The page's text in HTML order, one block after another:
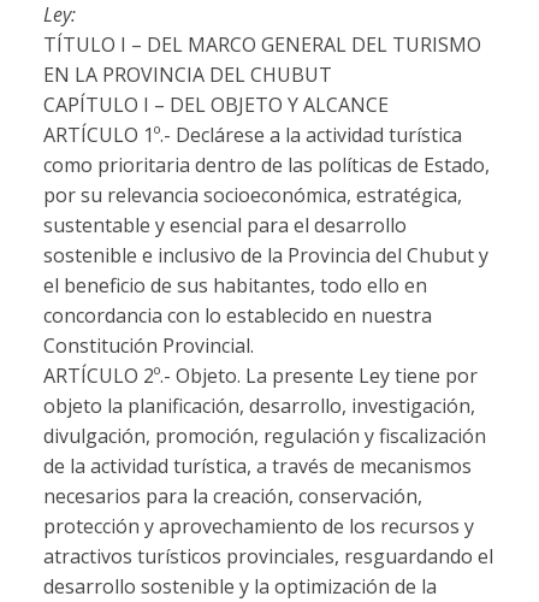
Ley:
TÍTULO I – DEL MARCO GENERAL DEL TURISMO
EN LA PROVINCIA DEL CHUBUT
CAPÍTULO I – DEL OBJETO Y ALCANCE
ARTÍCULO 1º.- Declárese a la actividad turística
como prioritaria dentro de las políticas de Estado,
por su relevancia socioeconómica, estratégica,
sustentable y esencial para el desarrollo
sostenible e inclusivo de la Provincia del Chubut y
el beneficio de sus habitantes, todo ello en
concordancia con lo establecido en nuestra
Constitución Provincial.
ARTÍCULO 2º.- Objeto. La presente Ley tiene por
objeto la planificación, desarrollo, investigación,
divulgación, promoción, regulación y fiscalización
de la actividad turística, a través de mecanismos
necesarios para la creación, conservación,
protección y aprovechamiento de los recursos y
atractivos turísticos provinciales, resguardando el
desarrollo sostenible y la optimización de la